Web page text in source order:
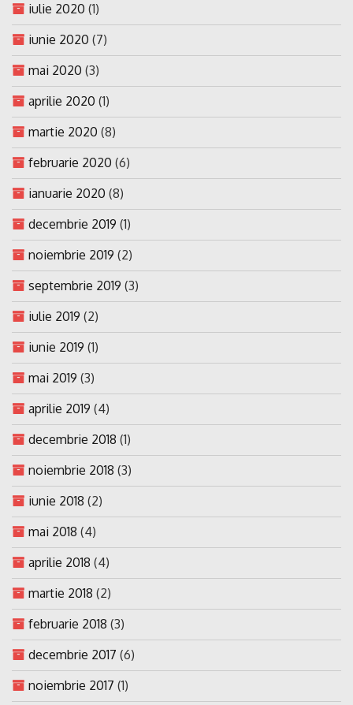
iulie 2020 (1)
iunie 2020 (7)
mai 2020 (3)
aprilie 2020 (1)
martie 2020 (8)
februarie 2020 (6)
ianuarie 2020 (8)
decembrie 2019 (1)
noiembrie 2019 (2)
septembrie 2019 (3)
iulie 2019 (2)
iunie 2019 (1)
mai 2019 (3)
aprilie 2019 (4)
decembrie 2018 (1)
noiembrie 2018 (3)
iunie 2018 (2)
mai 2018 (4)
aprilie 2018 (4)
martie 2018 (2)
februarie 2018 (3)
decembrie 2017 (6)
noiembrie 2017 (1)